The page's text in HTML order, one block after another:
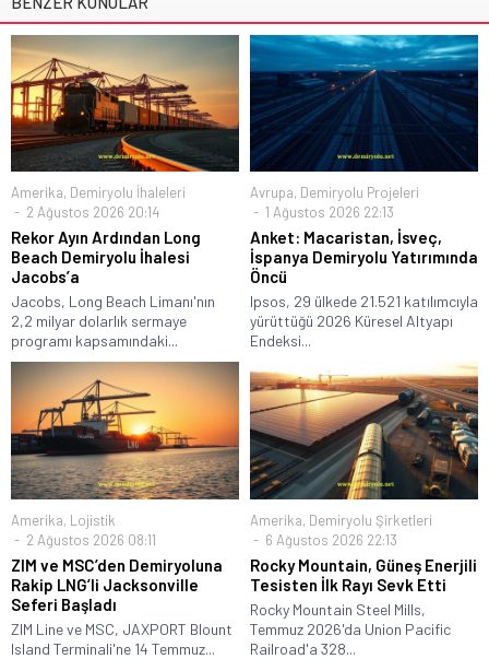
Amerika, Demiryolu İhaleleri
2 Ağustos 2026 20:14
Rekor Ayın Ardından Long
Beach Demiryolu İhalesi
Jacobs’a
Jacobs, Long Beach Limanı'nın
2,2 milyar dolarlık sermaye
programı kapsamındaki...
Avrupa, Demiryolu Projeleri
1 Ağustos 2026 22:13
Anket: Macaristan, İsveç,
İspanya Demiryolu Yatırımında
Öncü
Ipsos, 29 ülkede 21.521 katılımcıyla
yürüttüğü 2026 Küresel Altyapı
Endeksi...
Amerika, Lojistik
2 Ağustos 2026 08:11
ZIM ve MSC’den Demiryoluna
Rakip LNG’li Jacksonville
Seferi Başladı
ZIM Line ve MSC, JAXPORT Blount
Island Terminali'ne 14 Temmuz...
Amerika, Demiryolu Şirketleri
6 Ağustos 2026 22:13
Rocky Mountain, Güneş Enerjili
Tesisten İlk Rayı Sevk Etti
Rocky Mountain Steel Mills,
Temmuz 2026'da Union Pacific
Railroad'a 328...